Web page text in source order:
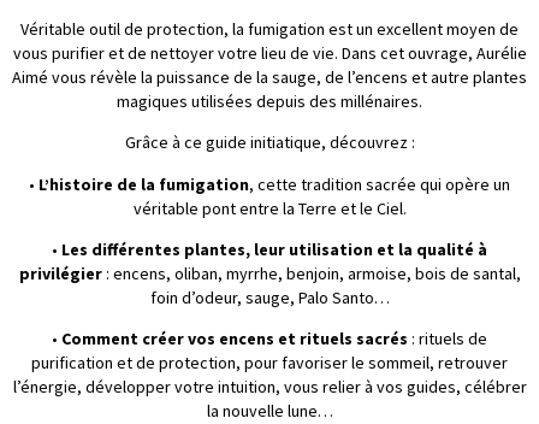
Véritable outil de protection, la fumigation est un excellent moyen de
vous purifier et de nettoyer votre lieu de vie. Dans cet ouvrage, Aurélie
Aimé vous révèle la puissance de la sauge, de l’encens et autre plantes
magiques utilisées depuis des millénaires.
Grâce à ce guide initiatique, découvrez :
• L’histoire de la fumigation, cette tradition sacrée qui opère un
véritable pont entre la Terre et le Ciel.
• Les différentes plantes, leur utilisation et la qualité à
privilégier: encens, oliban, myrrhe, benjoin, armoise, bois de santal,
foin d’odeur, sauge, Palo Santo…
• Comment créer vos encens et rituels sacrés : rituels de
purification et de protection, pour favoriser le sommeil, retrouver
l’énergie, développer votre intuition, vous relier à vos guides, célébrer
la nouvelle lune…